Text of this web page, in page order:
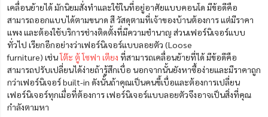
เคลื่อนย้ายได้ มักนิยมสั่งทำและใช้ในที่อยู่อาศัยแบบคอนโด มีข้อดีคือ
สามารถออกแบบได้ตามขนาด สี วัสดุตามที่เจ้าของบ้านต้องการ แต่มีราคา
แพง และต้องใช้บริการช่างติดตั้งที่มีความชำนาญ ส่วนเฟอร์นิเจอร์แบบ
ทั่วไป เรียกอีกอย่างว่าเฟอร์นิเจอร์แบบลอยตัว (Loose
furniture) เช่นโต๊ะ ตู้ โซฟา เตียง ที่สามารถเคลื่อนย้ายที่ได้ มีข้อดีคือ
สามารถปรับเปลี่ยนได้ง่ายถ้ารู้สึกเบื่อ นอกจากนั้นยังหาซื้อง่ายและมีราคาถูก
กว่าเฟอร์นิเจอร์ built-in ดังนั้นถ้าคุณเป็นคนขี้เบื่อและต้องการเปลี่ยน
เฟอร์นิเจอร์ทุกเมื่อที่ต้องการ เฟอร์นิเจอร์แบบลอยตัวจึงอาจเป็นสิ่งที่คุณ
กำลังตามหา